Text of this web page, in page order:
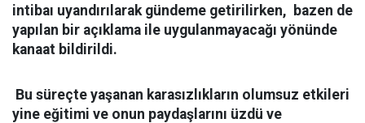
intibaı uyandırılarak gündeme getirilirken, bazen de
yapılan bir açıklama ile uygulanmayacağı yönünde
kanaat bildirildi.
Bu süreçte yaşanan karasızlıkların olumsuz etkileri
yine eğitimi ve onun paydaşlarını üzdü ve